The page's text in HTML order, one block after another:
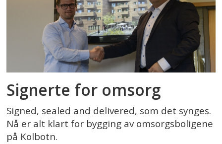
Signerte for omsorg
Signed, sealed and delivered, som det synges.
Nå er alt klart for bygging av omsorgsboligene
på Kolbotn.